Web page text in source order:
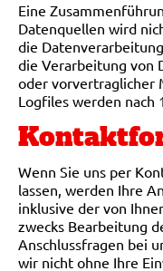
Eine
Datenquellen wird
die
die Verarbeitung von
oder vorvertraglicher
Logfiles werden nach
Wenn Sie uns per
lassen, werden Ihre
inklusive der von
zwecks Bearbeitung
Anschlussfragen bei
wir nicht ohne Ihre